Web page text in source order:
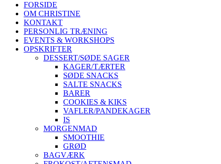
FORSIDE
OM CHRISTINE
KONTAKT
PERSONLIG TRÆNING
EVENTS & WORKSHOPS
OPSKRIFTER
DESSERT/SØDE SAGER
KAGER/TÆRTER
SØDE SNACKS
SALTE SNACKS
BARER
COOKIES & KIKS
VAFLER/PANDEKAGER
IS
MORGENMAD
SMOOTHIE
GRØD
BAGVÆRK